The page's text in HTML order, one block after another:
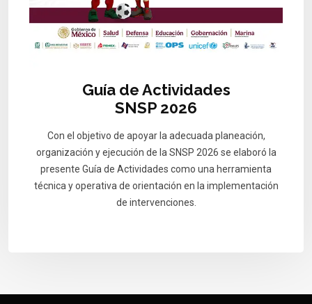
Guía de Actividades
SNSP 2026
Con el objetivo de apoyar la adecuada planeación,
organización y ejecución de la SNSP 2026 se elaboró la
presente Guía de Actividades como una herramienta
técnica y operativa de orientación en la implementación
de intervenciones.